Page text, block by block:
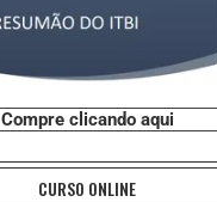
Compre clicando aqui
CURSO ONLINE